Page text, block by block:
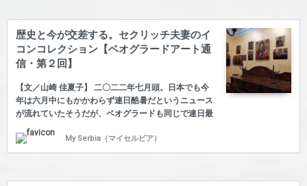
歴史と今が交差する。セクリッチ夫妻のイ
コンコレクション【ベオグラードアート通
信・第２回】
【文／山崎 佳夏子】 二〇二二年七月頭。日本でも今
年は六月中にもかかわらず連日酷暑だというニュース
が流れていたそうだが、ベオグラードも同じで連日最
高気温３４℃…。セルビアの学校は六月中旬に夏休み
に入り、街や団地からは徐々に人が減り、多くの人が
ギリシャやトルコ、モンテネグロなどの海、または国
を取った人にはこれくらい暑い方が理想的なのだろ
My Serbia（マイセルビア）